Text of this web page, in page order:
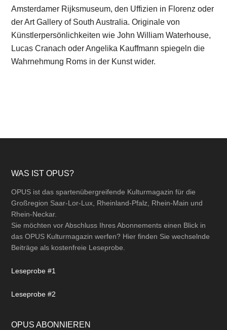
Amsterdamer Rijksmuseum, den Uffizien in Florenz oder
der Art Gallery of South Australia. Originale von
Künstlerpersönlichkeiten wie John William Waterhouse,
Lucas Cranach oder Angelika Kauffmann spiegeln die
Wahrnehmung Roms in der Kunst wider.
Footer
WAS IST OPUS?
OPUS ist das spartenübergreifende Kulturmagazin für die
Großregion Saar-Lor-Lux, Rheinland-Pfalz, Rhein-Main und
Rhein-Neckar.
Sie möchten vor Abschluss Ihres Abonnements einen Blick in
das OPUS Kulturmagazin werfen? Hier finden Sie wechselnde
Beiträge als kostenfreie Leseprobe.
Leseprobe #1
Leseprobe #2
OPUS ABONNIEREN